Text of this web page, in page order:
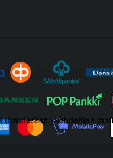
kohdentaa